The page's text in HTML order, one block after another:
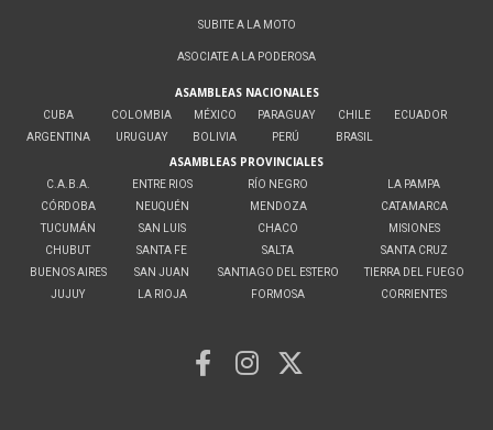
SUBITE A LA MOTO
ASOCIATE A LA PODEROSA
ASAMBLEAS NACIONALES
CUBA
ARGENTINA
COLOMBIA
URUGUAY
MÉXICO
BOLIVIA
PARAGUAY
PERÚ
CHILE
BRASIL
ECUADOR
ASAMBLEAS PROVINCIALES
C.A.B.A.
CÓRDOBA
TUCUMÁN
CHUBUT
BUENOS AIRES
JUJUY
ENTRE RIOS
NEUQUÉN
SAN LUIS
SANTA FE
SAN JUAN
LA RIOJA
RÍO NEGRO
MENDOZA
CHACO
SALTA
SANTIAGO DEL ESTERO
FORMOSA
LA PAMPA
CATAMARCA
MISIONES
SANTA CRUZ
TIERRA DEL FUEGO
CORRIENTES